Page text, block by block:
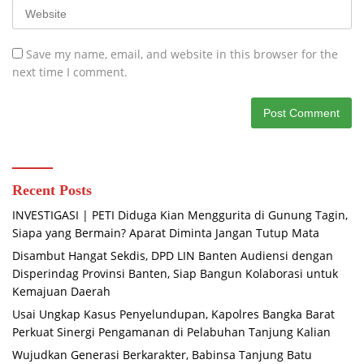
Save my name, email, and website in this browser for the
next time I comment.
Recent Posts
INVESTIGASI | PETI Diduga Kian Menggurita di Gunung Tagin,
Siapa yang Bermain? Aparat Diminta Jangan Tutup Mata
Disambut Hangat Sekdis, DPD LIN Banten Audiensi dengan
Disperindag Provinsi Banten, Siap Bangun Kolaborasi untuk
Kemajuan Daerah
Usai Ungkap Kasus Penyelundupan, Kapolres Bangka Barat
Perkuat Sinergi Pengamanan di Pelabuhan Tanjung Kalian
Wujudkan Generasi Berkarakter, Babinsa Tanjung Batu